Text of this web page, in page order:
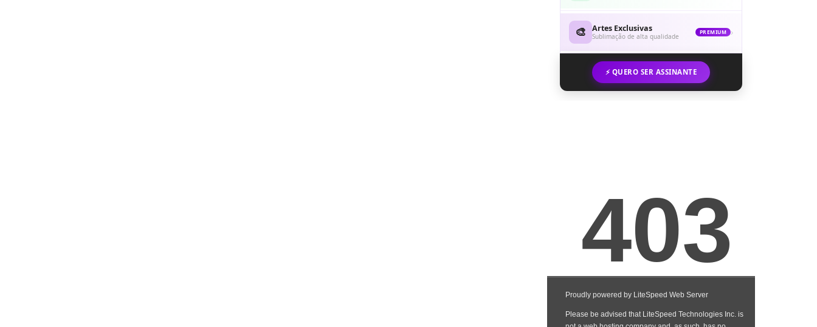
🎨 Artes Exclusivas
Sublimação de alta qualidade
PREMIUM ›
⚡ QUERO SER ASSINANTE